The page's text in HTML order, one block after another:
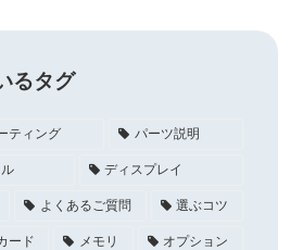
るタグ
ティング パーツ説明
ディスプレイ
よくあるご質問 選ぶコツ
ード メモリ オプション